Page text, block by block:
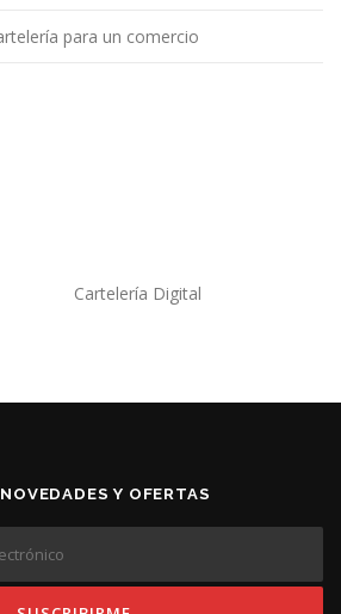
para un comercio
Cartelería Digital
Y OFERTAS